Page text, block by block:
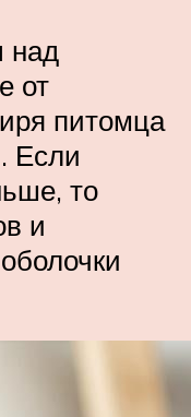
над
от
питомца
Если
то
и